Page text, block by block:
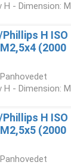
- Dimension: M
H ISO
(2000
- Dimension: M
H ISO
(2000